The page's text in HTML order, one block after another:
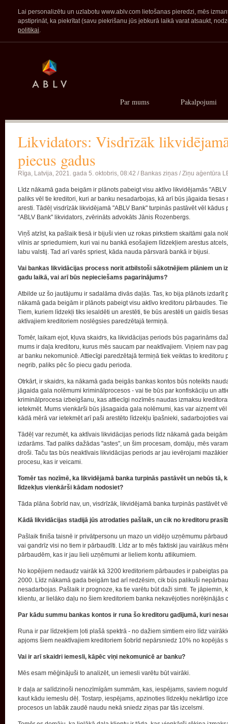
Lai personalizētu un uzlabotu www.ablv.com lietošanas pieredzi, mēs
apstiprināt, ka piekrītat (savu piekrišanu jūs jebkurā laikā varat atsaukt,
politikai.
Par mums Pakalpojumi
Likvidators: Visdrīzāk
piecus gadus
Rīga, Latvija, 2021. gada 5. oktobris, 08:42 / Bankas ziņas / Ziņu aģentūra
Līdz nākamā gada beigām ir plānots pabeigt visu aktīvo likvidējamās
paliks vēl tie kreditori, kuri ar banku nesadarbojas, kā arī būs jāgaida
aresti. Tādēļ visdrīzāk likvidējamā "ABLV Bank" turpinās pastāvēt vēl
"ABLV Bank" likvidators, zvērināts advokāts Jānis Rozenbergs.
Viņš atzīst, ka pašlaik tiesā ir bijuši vien uz rokas pirkstiem skaitāmi gala
vilnis ar spriedumiem, kuri vai nu bankā esošajiem līdzekļiem arestus
labu valstij. Tad arī varēs spriest, kāda nauda pārsvarā bankā ir bijusi.
Vai bankas likvidācijas process norit atbilstoši sākotnējiem plāniem un
gadu laikā, vai arī būs nepieciešams pagarinājums?
Atbilde uz šo jautājumu ir sadalāma divās daļās. Tas, ko bija plānots
nākamā gada beigām ir plānots pabeigt visu aktīvo kreditoru pārbaudes.
Tiem, kuriem līdzekļi tiks iesaldēti un arestēti, tie būs arestēti un gaidīs
aktīvajiem kreditoriem noslēgsies paredzētajā termiņā.
Tomēr, laikam ejot, kļuva skaidrs, ka likvidācijas periods būs pagarināms
mums ir daļa kreditoru, kurus mēs saucam par neaktīvajiem. Viņiem nav
ar banku nekomunicē. Attiecīgi paredzētajā termiņā tiek veiktas to
negrib, paliks pēc šo piecu gadu perioda.
Otrkārt, ir skaidrs, ka nākamā gada beigās bankas kontos būs noteikts
jāgaida gala nolēmumi kriminālprocesos - vai tie būs par konfiskāciju un
kriminālprocesa izbeigšanu, kas attiecīgi nozīmēs naudas izmaksu
ietekmēt. Mums vienkārši būs jāsagaida gala nolēmumi, kas var aizņemt
kādā mērā var ietekmēt arī paši arestēto līdzekļu īpašnieki, sadarbojoties
Tādēļ var rezumēt, ka aktīvais likvidācijas periods līdz nākamā gada
izdarāms. Tad paliks dažādas "astes", un šim procesam, domāju, mēs
droši. Taču tas būs neaktīvais likvidācijas periods ar jau ievērojami
procesu, kas ir veicami.
Tomēr tas nozīmē, ka likvidējamā banka turpinās pastāvēt un nebūs tā,
līdzekļus vienkārši kādam nodosiet?
Tāda plāna šobrīd nav, un, visdrīzāk, likvidējamā banka turpinās pastāvēt
Kādā likvidācijas stadijā jūs atrodaties pašlaik, un cik no kreditoru
Pašlaik finiša taisnē ir privātpersonu un mazo un vidējo uzņēmumu
vai gandrīz visi no tiem ir pārbaudīti. Līdz ar to mēs faktiski jau vairākus
pārbaudēm, kas ir jau lieli uzņēmumi ar lieliem kontu atlikumiem.
No kopējiem nedaudz vairāk kā 3200 kreditoriem pārbaudes ir pabeigtas
2000. Līdz nākamā gada beigām tad arī redzēsim, cik būs palikuši
nesadarbojas. Pašlaik ir prognoze, ka tie varētu būt daži simti. Te
klientu, ar lielāko daļu no šiem kreditoriem banka nekavējoties norēķinājās
Par kādu summu bankas kontos ir runa šo kreditoru gadījumā, kuri
Runa ir par līdzekļiem ļoti plašā spektrā - no dažiem simtiem eiro līdz
apjoms šiem neaktīvajiem kreditoriem šobrīd nepārsniedz 10% no kopējās
Vai ir arī skaidri iemesli, kāpēc viņi nekomunicē ar banku?
Mēs esam mēģinājuši to analizēt, un iemesli varētu būt vairāki.
Ir daļa ar salīdzinoši nenozīmīgām summām, kas, iespējams, saviem
kaut kādu iemeslu dēļ. Tostarp, iespējams, apzinoties līdzekļu nekārtīgo
procesos un labāk zaudē naudu nekā sniedz ziņas par tās izcelsmi.